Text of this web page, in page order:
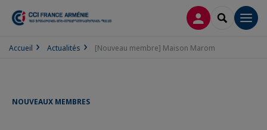
CONNEXION
Accueil Actualités [Nouveau membre] Maison Marom
NOUVEAUX MEMBRES